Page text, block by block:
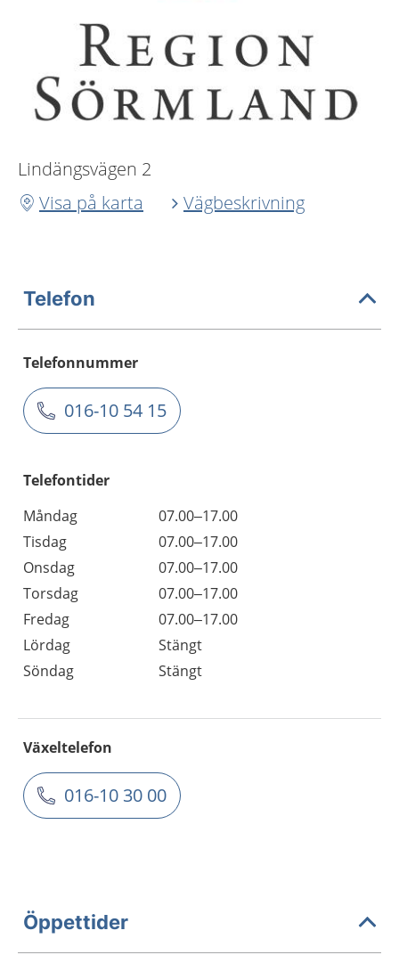
Lindängsvägen 2
Visa på karta
Vägbeskrivning
Telefon
Telefonnummer
016-10 54 15
Telefontider
Måndag
07.00–17.00
Tisdag
07.00–17.00
Onsdag
07.00–17.00
Torsdag
07.00–17.00
Fredag
07.00–17.00
Lördag
Stängt
Söndag
Stängt
Växeltelefon
016-10 30 00
Öppettider